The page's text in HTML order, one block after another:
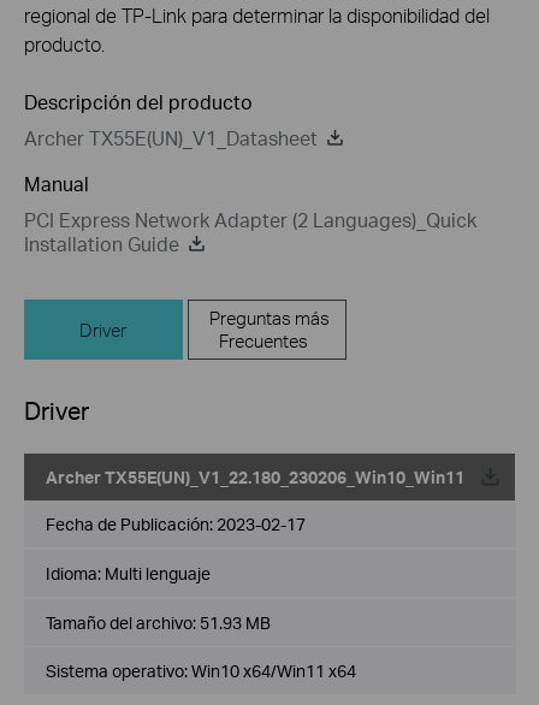
regional de TP-Link para determinar la disponibilidad del
producto.
Descripción del producto
Archer TX55E(UN)_V1_Datasheet
Manual
PCI Express Network Adapter (2 Languages)_Quick
Installation Guide
Driver
Preguntas más
Frecuentes
Driver
Archer TX55E(UN)_V1_22.180_230206_Win10_Win11
Fecha de Publicación: 2023-02-17
Idioma: Multi lenguaje
Tamaño del archivo: 51.93 MB
Sistema operativo: Win10 x64/Win11 x64